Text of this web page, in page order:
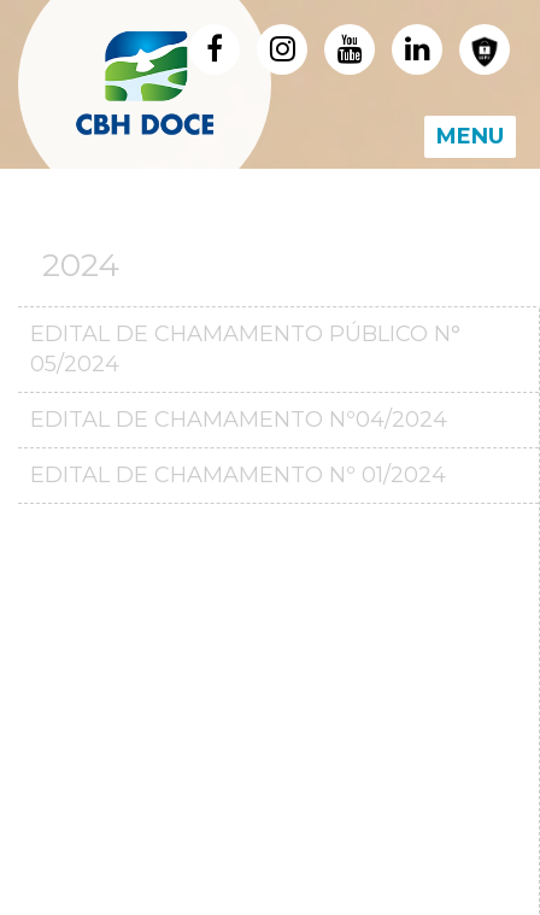
MENU
2024
EDITAL DE CHAMAMENTO PÚBLICO N°
05/2024
EDITAL DE CHAMAMENTO Nº04/2024
EDITAL DE CHAMAMENTO Nº 01/2024